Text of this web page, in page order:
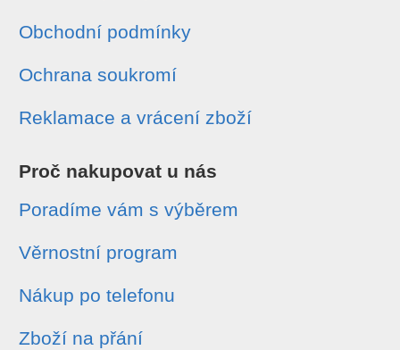
Obchodní podmínky
Ochrana soukromí
Reklamace a vrácení zboží
Proč nakupovat u nás
Poradíme vám s výběrem
Věrnostní program
Nákup po telefonu
Zboží na přání